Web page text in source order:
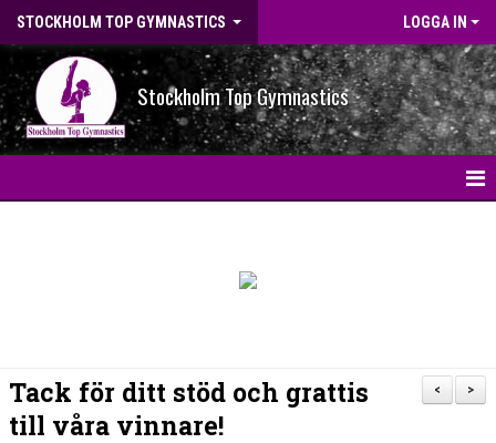
STOCKHOLM TOP GYMNASTICS LOGGA IN
Stockholm Top Gymnastics
OM FÖRENINGEN
>
<
Tack för ditt stöd och grattis
till våra vinnare!